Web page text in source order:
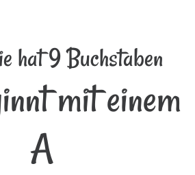
hat 9 Buchstaben
mit einem
A